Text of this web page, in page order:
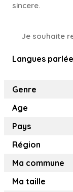
sincere.
Je souhaite
Langues
Genre
Age
Pays
Région
Ma commune
Ma taille